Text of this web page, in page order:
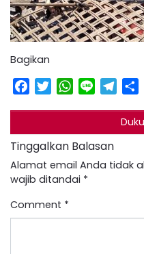
Bagikan
Facebook
TwitterWhatsApp
Line
Tinggalkan Balasan
Alamat email Anda tidak
wajib ditandai *
Comment *